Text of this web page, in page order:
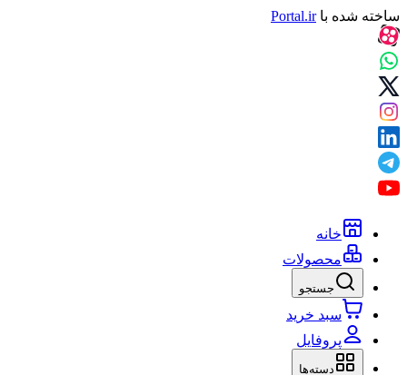
ساخته شده باPortal.ir
خانه
محصولات
جستجو
سبد خرید
پروفایل
دسته‌ها